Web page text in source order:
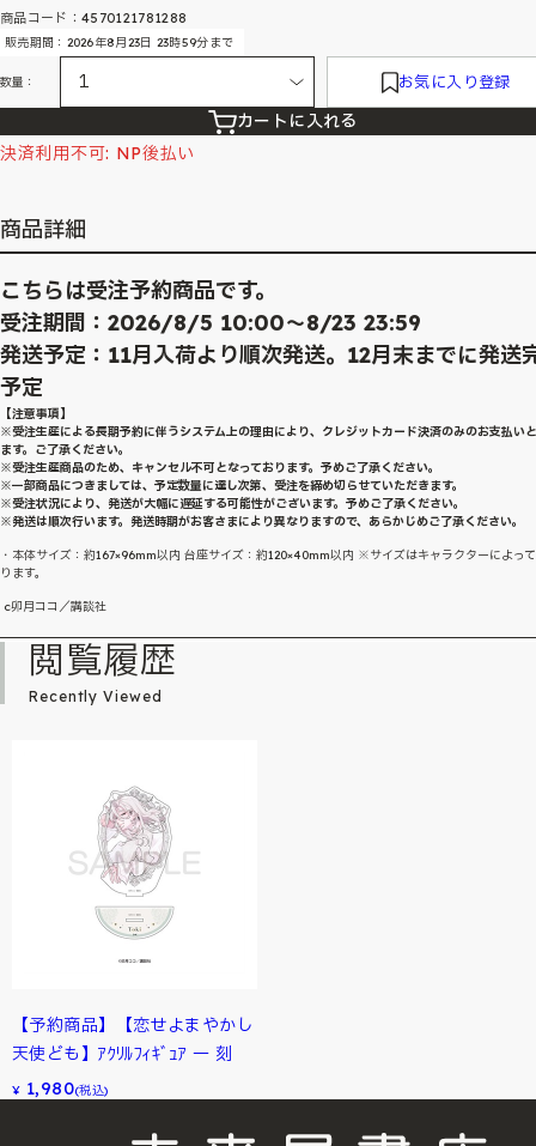
商品コード：4570121781288
販売期間：2026年8月23日 23時59分まで
数量： お気に入り登録
カートに入れる
決済利用不可: NP後払い
商品詳細
こちらは受注予約商品です。
受注期間：2026/8/5 10:00～8/23 23:59
発送予定：11月入荷より順次発送。12月末までに発送
予定
【注意事項】
※受注生産による長期予約に伴うシステム上の理由により、クレジットカード決済のみのお支払い
ます。ご了承ください。
※受注生産商品のため、キャンセル不可となっております。予めご了承ください。
※一部商品につきましては、予定数量に達し次第、受注を締め切らせていただきます。
※受注状況により、発送が大幅に遅延する可能性がございます。予めご了承ください。
※発送は順次行います。発送時期がお客さまにより異なりますので、あらかじめご了承ください。
・本体サイズ：約167×96mm以内 台座サイズ：約120×40mm以内 ※サイズはキャラクターによっ
ります。
c卯月ココ／講談社
閲覧履歴
Recently Viewed
【予約商品】【恋せよまやかし
天使ども】ｱｸﾘﾙﾌｨｷﾞｭｱ 一 刻
¥ 1,980(税込)